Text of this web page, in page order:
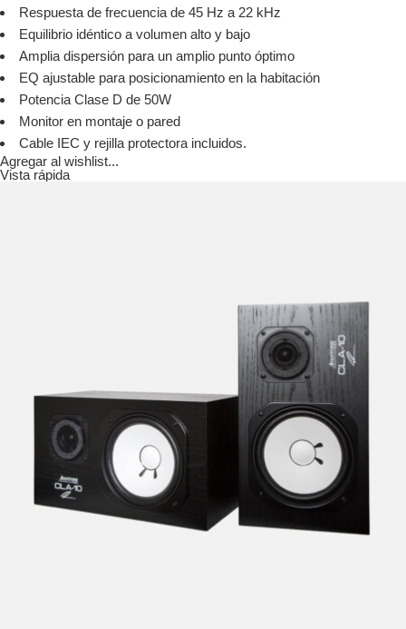
Respuesta de frecuencia de 45 Hz a 22 kHz
Equilibrio idéntico a volumen alto y bajo
Amplia dispersión para un amplio punto óptimo
EQ ajustable para posicionamiento en la habitación
Potencia Clase D de 50W
Monitor en montaje o pared
Cable IEC y rejilla protectora incluidos.
Agregar al wishlist...
Vista rápida